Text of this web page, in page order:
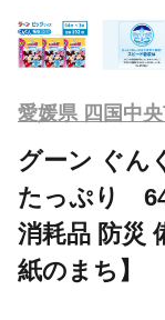
愛媛県 四国中
グーン ぐん
たっぷり
消耗品 防災
紙のまち】